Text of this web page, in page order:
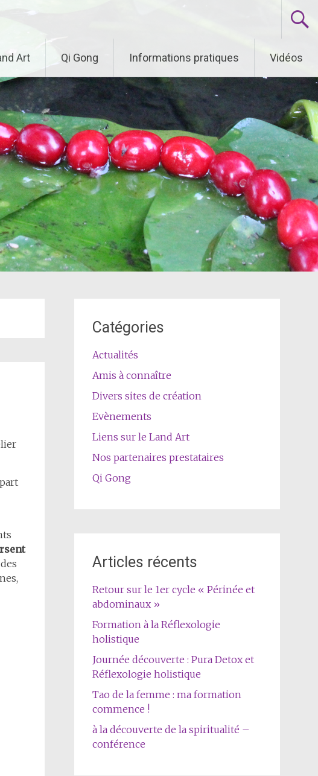
Art Qi Gong Informations pratiques Vidéos
Catégories
Actualités
Amis à connaître
Divers sites de création
Evènements
Liens sur le Land Art
Nos partenaires prestataires
Qi Gong
Articles récents
Retour sur le 1er cycle « Périnée et
abdominaux »
Formation à la Réflexologie
holistique
Journée découverte : Pura Detox et
Réflexologie holistique
Tao de la femme : ma formation
commence !
à la découverte de la spiritualité –
conférence